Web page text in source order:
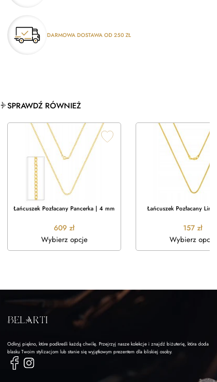
DARMOWA DOSTAWA OD 250 ZŁ
SPRAWDŹ RÓWNIEŻ
Łańcuszek Pozłacany Pancerka | 4 mm
609 zł
Wybierz opcje
Łańcuszek Pozłacany
157 zł
Wybierz opcje
Odkryj piękno, które podkreśli każdą chwilę. Przejrzyj nasze kolekcje i znajdź biżuterię, która doda
blasku Twoim stylizacjom lub stanie się wyjątkowym prezentem dla bliskiej osoby.